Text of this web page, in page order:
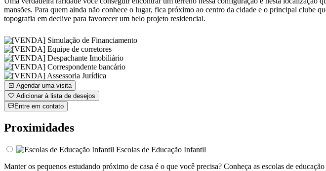
mansões. Para quem ainda não conhece o lugar, fica próximo ao centro da cidade e o principal
topografia em declive para favorecer um belo projeto residencial.
Agendar uma visita
Adicionar à lista de desejos
Entre em contato
Proximidades
Escolas de Educação Infantil
Manter os pequenos estudando próximo de casa é o que você precisa? Conheça as escolas de